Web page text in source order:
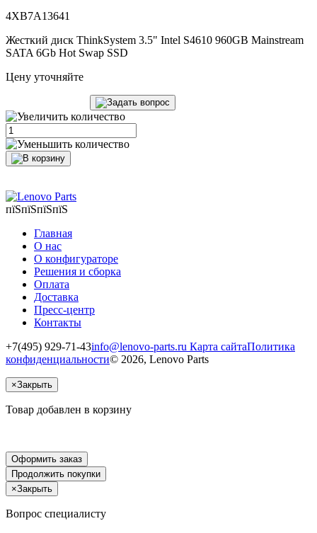
4XB7A13641
Жесткий диск ThinkSystem 3.5" Intel S4610 960GB Mainstream
SATA 6Gb Hot Swap SSD
Цену уточняйте
пїЅпїЅпїЅпїЅ
Главная
О нас
О конфигураторе
Решения и сборка
Оплата
Доставка
Пресс-центр
Контакты
+7(495) 929-71-43info@lenovo-parts.ru Карта сайтаПолитика
конфиденциальности© 2026, Lenovo Parts
×Закрыть
Товар добавлен в корзину
Оформить заказ
Продолжить покупки
×Закрыть
Вопрос специалисту